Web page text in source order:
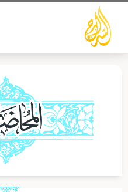
تخطي
المحتوى